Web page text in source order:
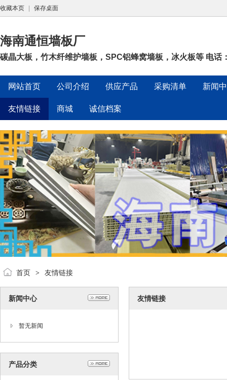
收藏本页 保存桌面
海南通恒墙板厂
碳晶大板，竹木纤维护墙板，SPC铝蜂窝墙板，冰火板等 电话
网站首页 公司介绍 供应产品 采购清单 新闻
友情链接 商城 诚信档案
首页 > 友情链接
新闻中心
暂无新闻
产品分类
友情链接